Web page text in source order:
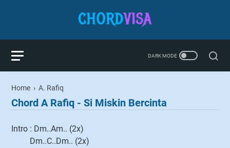
Home › A. Rafiq
Chord A Rafiq - Si Miskin Bercinta
Intro : Dm..Am.. (2x)
Dm..C..Dm.. (2x)